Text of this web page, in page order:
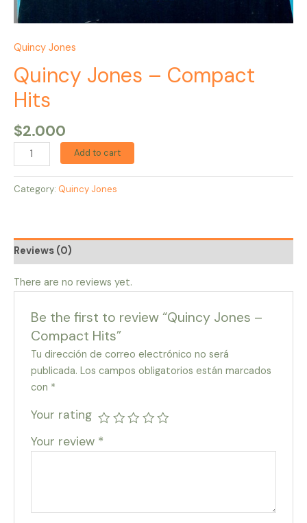
Quincy Jones
Quincy Jones – Compact
Hits
$2.000
Add to cart
Category: Quincy Jones
Reviews (0)
There are no reviews yet.
Be the first to review “Quincy Jones –
Compact Hits”
Tu dirección de correo electrónico no será
publicada. Los campos obligatorios están marcados
con *
Your rating
Your review *